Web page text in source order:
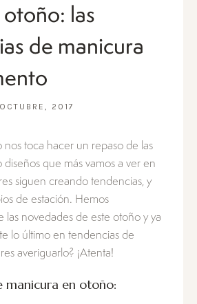
las
de manicura
2017
nos toca hacer un repaso de las
diseños que más vamos a ver en
siguen creando tendencias, y
de estación. Hemos
las novedades de este otoño y ya
lo último en tendencias de
averiguarlo? ¡Atenta!
manicura en otoño: